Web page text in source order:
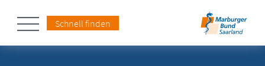
Schnell finden